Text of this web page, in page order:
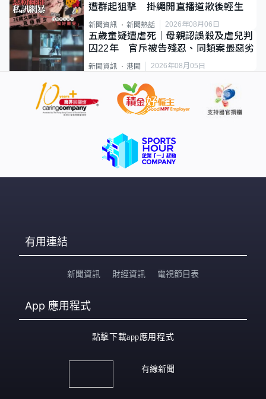
遭群起狙擊 掛繩開直播道歉後輕生
新聞資訊 新聞熱話 2026年08月06日
五歲童疑遭虐死｜母親認誤殺及虐兒判
囚22年 官斥被告殘忍、同類案最惡劣
新聞資訊 港聞 2026年08月05日
有用連結
新聞資訊 財經資訊 電視節目表
App 應用程式
點擊下載app應用程式
有線新聞